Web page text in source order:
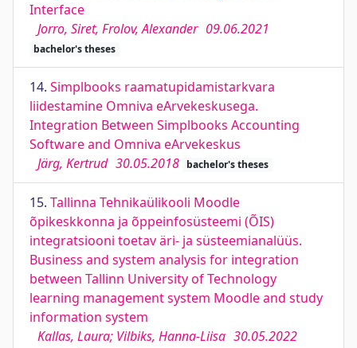
Interface
Jorro, Siret, Frolov, Alexander 09.06.2021
bachelor's theses
14. Simplbooks raamatupidamistarkvara
liidestamine Omniva eArvekeskusega.
Integration Between Simplbooks Accounting
Software and Omniva eArvekeskus
Järg, Kertrud 30.05.2018 bachelor's theses
15. Tallinna Tehnikaülikooli Moodle
õpikeskkonna ja õppeinfosüsteemi (ÕIS)
integratsiooni toetav äri- ja süsteemianalüüs.
Business and system analysis for integration
between Tallinn University of Technology
learning management system Moodle and study
information system
Kallas, Laura; Vilbiks, Hanna-Liisa 30.05.2022